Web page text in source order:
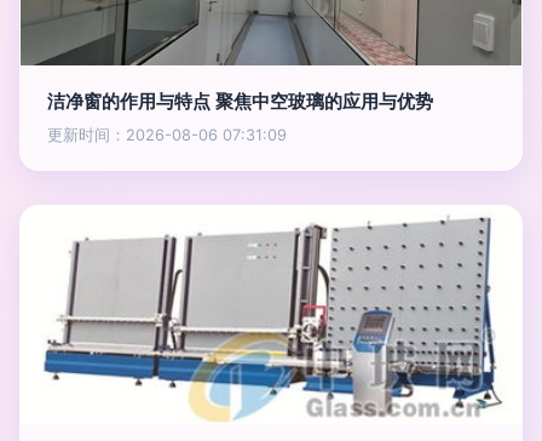
洁净窗的作用与特点 聚焦中空玻璃的应用与优势
更新时间：2026-08-06 07:31:09